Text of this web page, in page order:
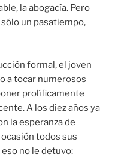
la abogacía. Pero
un pasatiempo,
formal, el joven
a tocar numerosos
prolíficamente
A los diez años ya
la esperanza de
todos sus
no le detuvo: